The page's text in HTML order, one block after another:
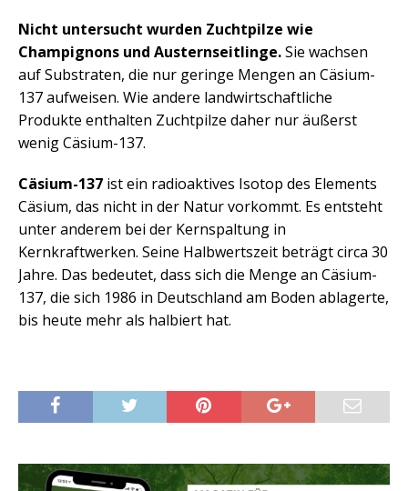
Nicht untersucht wurden Zuchtpilze wie
Champignons und Austernseitlinge.Sie wachsen
auf Substraten, die nur geringe Mengen an Cäsium-
137 aufweisen. Wie andere landwirtschaftliche
Produkte enthalten Zuchtpilze daher nur äußerst
wenig Cäsium-137.
Cäsium-137 ist ein radioaktives Isotop des Elements
Cäsium, das nicht in der Natur vorkommt. Es entsteht
unter anderem bei der Kernspaltung in
Kernkraftwerken. Seine Halbwertszeit beträgt circa 30
Jahre. Das bedeutet, dass sich die Menge an Cäsium-
137, die sich 1986 in Deutschland am Boden ablagerte,
bis heute mehr als halbiert hat.